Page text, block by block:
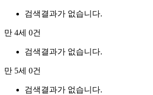
검색결과가 없습니다.
만 4세 0건
검색결과가 없습니다.
만 5세 0건
검색결과가 없습니다.